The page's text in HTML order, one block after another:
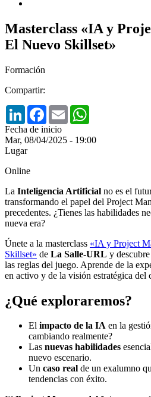
Masterclass «IA y
El Nuevo Skillset»
Formación
Compartir:
LinkedInFacebook
Email
Fecha de inicio
Mar, 08/04/2025 - 19:00
Lugar
Online
La Inteligencia Artificial no es el
transformando el papel del Project
precedentes. ¿Tienes las habilidades
nueva era?
Únete a la masterclass «IA y Project
Skillset» de La Salle-URL y
las reglas del juego. Aprende de la
en activo y de la visión estratégica del
¿Qué exploraremos?
El impacto de la IA en la
cambiando realmente?
Las nuevas habilidades
nuevo escenario.
Un caso real de un exalumno
tendencias con éxito.